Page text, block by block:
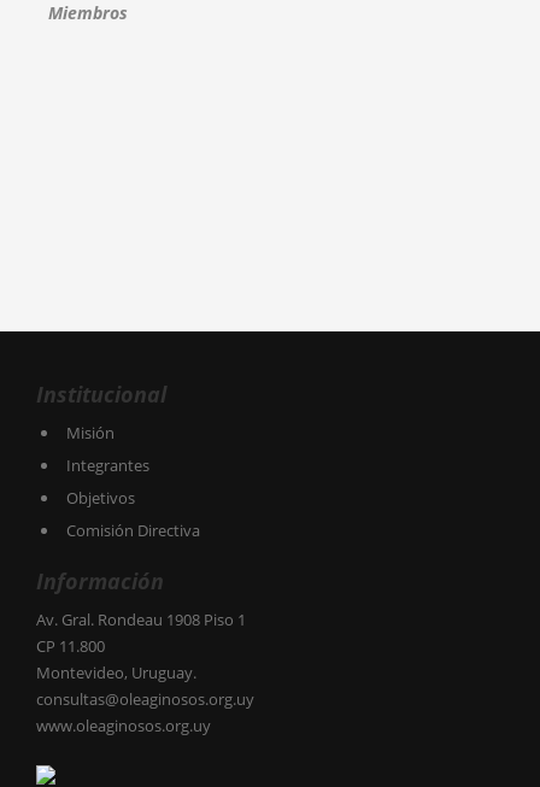
Miembros
Institucional
Misión
Integrantes
Objetivos
Comisión Directiva
Información
Av. Gral. Rondeau 1908 Piso 1
CP 11.800
Montevideo, Uruguay.
consultas@oleaginosos.org.uy
www.oleaginosos.org.uy